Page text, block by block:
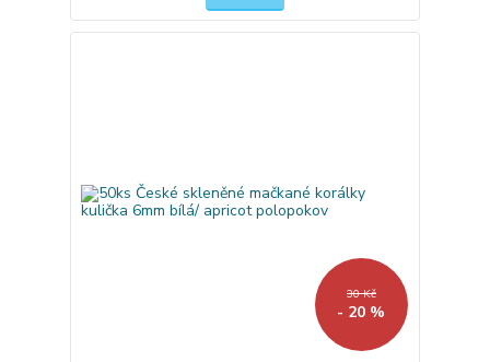
30 Kč
- 20 %